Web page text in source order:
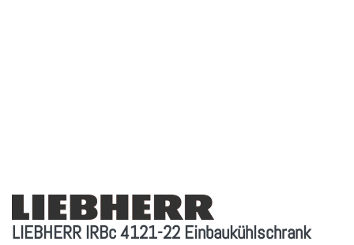
LIEBHERR IRBc 4121-22 Einbaukühlschrank